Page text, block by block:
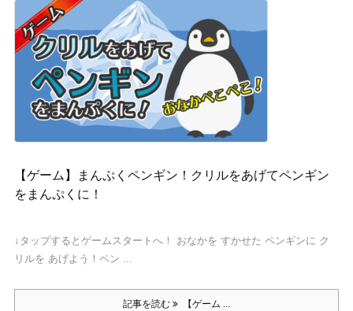
【ゲーム】まんぷくペンギン！クリルをあげてペンギン
をまんぷくに！
↓タップするとゲームスタートへ！ おなかを すかせた ペンギンに ク
リルを あげよう！ペン ...
記事を読む 【ゲーム ...